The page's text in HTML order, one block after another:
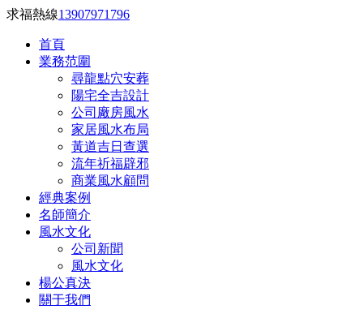
求福熱線13907971796
首頁
業務范圍
尋龍點穴安葬
陽宅全吉設計
公司廠房風水
家居風水布局
黃道吉日查選
流年祈福辟邪
商業風水顧問
經典案例
名師簡介
風水文化
公司新聞
風水文化
楊公真決
關于我們